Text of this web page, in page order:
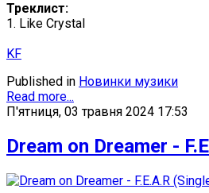
Треклист:
1. Like Crystal
KF
Published in Новинки музики
Read more...
П'ятниця, 03 травня 2024 17:53
Dream on Dreamer -